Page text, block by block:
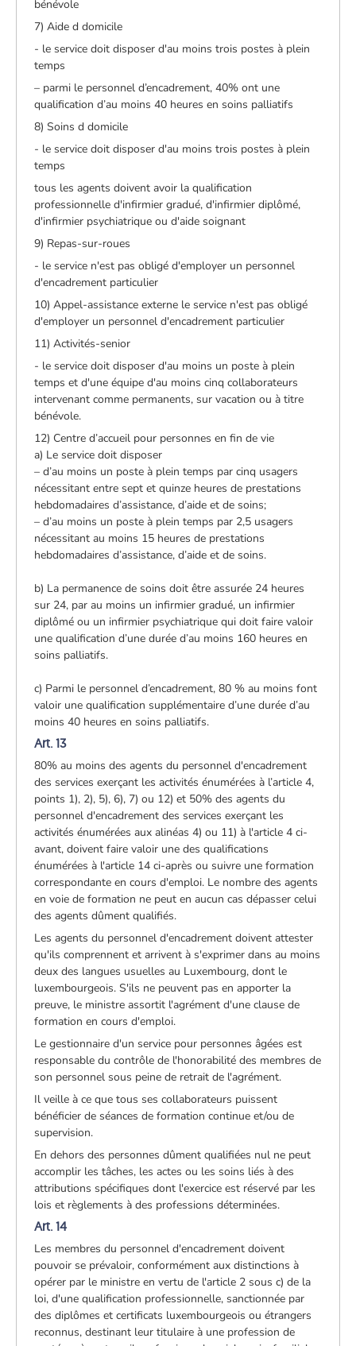
bénévole
7) Aide d domicile
- le service doit disposer d'au moins trois postes à plein
temps
– parmi le personnel d’encadrement, 40% ont une
qualification d’au moins 40 heures en soins palliatifs
8) Soins d domicile
- le service doit disposer d'au moins trois postes à plein
temps
tous les agents doivent avoir la qualification
professionnelle d'infirmier gradué, d'infirmier diplômé,
d'infirmier psychiatrique ou d'aide soignant
9) Repas-sur-roues
- le service n'est pas obligé d'employer un personnel
d'encadrement particulier
10) Appel-assistance externe le service n'est pas obligé
d'employer un personnel d'encadrement particulier
11) Activités-senior
- le service doit disposer d'au moins un poste à plein
temps et d'une équipe d'au moins cinq collaborateurs
intervenant comme permanents, sur vacation ou à titre
bénévole.
12) Centre d’accueil pour personnes en fin de vie
a) Le service doit disposer
– d’au moins un poste à plein temps par cinq usagers
nécessitant entre sept et quinze heures de prestations
hebdomadaires d’assistance, d’aide et de soins;
– d’au moins un poste à plein temps par 2,5 usagers
nécessitant au moins 15 heures de prestations
hebdomadaires d’assistance, d’aide et de soins.
b) La permanence de soins doit être assurée 24 heures
sur 24, par au moins un infirmier gradué, un infirmier
diplômé ou un infirmier psychiatrique qui doit faire valoir
une qualification d’une durée d’au moins 160 heures en
soins palliatifs.
c) Parmi le personnel d’encadrement, 80 % au moins font
valoir une qualification supplémentaire d’une durée d’au
moins 40 heures en soins palliatifs.
Art. 13
80% au moins des agents du personnel d'encadrement
des services exerçant les activités énumérées à l’article 4,
points 1), 2), 5), 6), 7) ou 12) et 50% des agents du
personnel d'encadrement des services exerçant les
activités énumérées aux alinéas 4) ou 11) à l'article 4 ci-
avant, doivent faire valoir une des qualifications
énumérées à l'article 14 ci-après ou suivre une formation
correspondante en cours d'emploi. Le nombre des agents
en voie de formation ne peut en aucun cas dépasser celui
des agents dûment qualifiés.
Les agents du personnel d'encadrement doivent attester
qu'ils comprennent et arrivent à s'exprimer dans au moins
deux des langues usuelles au Luxembourg, dont le
luxembourgeois. S'ils ne peuvent pas en apporter la
preuve, le ministre assortit l'agrément d'une clause de
formation en cours d'emploi.
Le gestionnaire d'un service pour personnes âgées est
responsable du contrôle de l'honorabilité des membres de
son personnel sous peine de retrait de l'agrément.
Il veille à ce que tous ses collaborateurs puissent
bénéficier de séances de formation continue et/ou de
supervision.
En dehors des personnes dûment qualifiées nul ne peut
accomplir les tâches, les actes ou les soins liés à des
attributions spécifiques dont l'exercice est réservé par les
lois et règlements à des professions déterminées.
Art. 14
Les membres du personnel d'encadrement doivent
pouvoir se prévaloir, conformément aux distinctions à
opérer par le ministre en vertu de l'article 2 sous c) de la
loi, d'une qualification professionnelle, sanctionnée par
des diplômes et certificats luxembourgeois ou étrangers
reconnus, destinant leur titulaire à une profession de